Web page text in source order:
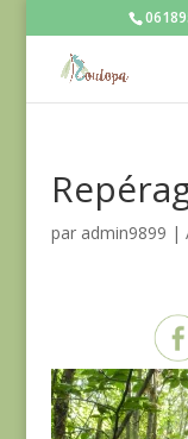
par admin9899 |